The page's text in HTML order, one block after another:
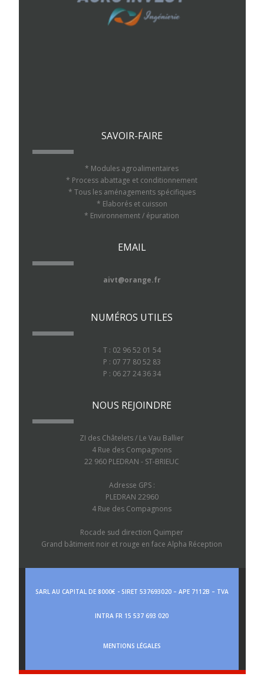
SAVOIR-FAIRE
* Modules agroalimentaires
* Process abattage et conditionnement
* Tous les aménagements spécifiques
* Elaborés et cuisson
* Environnement / épuration
EMAIL
aivt@orange.fr
NUMÉROS UTILES
T : 02 96 52 01 54
P : 07 77 80 52 83
P : 06 27 24 36 34
NOUS REJOINDRE
ZI des Châtelets / Le Vau Ballier
4 Rue des Compagnons
22 960 PLEDRAN - ST-BRIEUC
Adresse GPS :
PLEDRAN 22960
4 Rue des Compagnons
Rocade sud direction Quimper
Grand bâtiment noir et rouge en face Alpha Réception
SARL AU CAPITAL DE 8000€ - SIRET 537693020 – APE 7112B – TVA
INTRA FR 15 537 693 020
MENTIONS LÉGALES